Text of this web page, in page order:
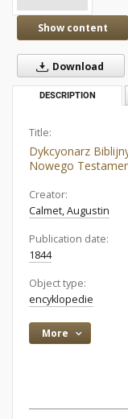
Show content
Download
DESCRIPTION
Title:
Dykcyonarz
Nowego
Creator:
Calmet, Augustin
Publication date:
1844
Object type:
encyklopedie
More